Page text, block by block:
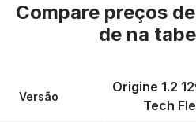
Compare preços
de na
Versão
Origine 1.2
Tech